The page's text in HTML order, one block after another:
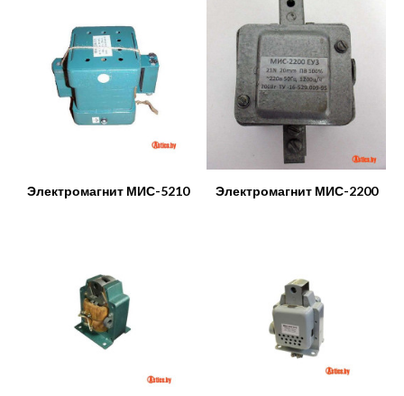
Электромагнит МИС-5210 Электромагнит МИС-2200